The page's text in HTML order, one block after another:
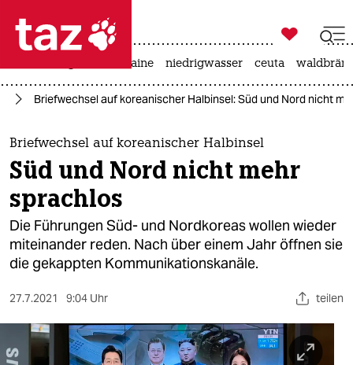
 taz zahl ich
taz zahl ich
themen
politik
öko
gesellschaft
sport
berlin

taz zahl ich
krieg in der ukraine niedrigwasser ceuta
Briefwechsel auf koreanischer Halbinsel: Süd und Nord nicht
Briefwechsel auf koreanischer Halbinsel
Süd und Nord nicht mehr
sprachlos
Die Führungen Süd- und Nordkoreas wollen wieder
miteinander reden. Nach über einem Jahr öffnen sie
die gekappten Kommunikationskanäle.
27.7.2021 9:04 Uhr teilen